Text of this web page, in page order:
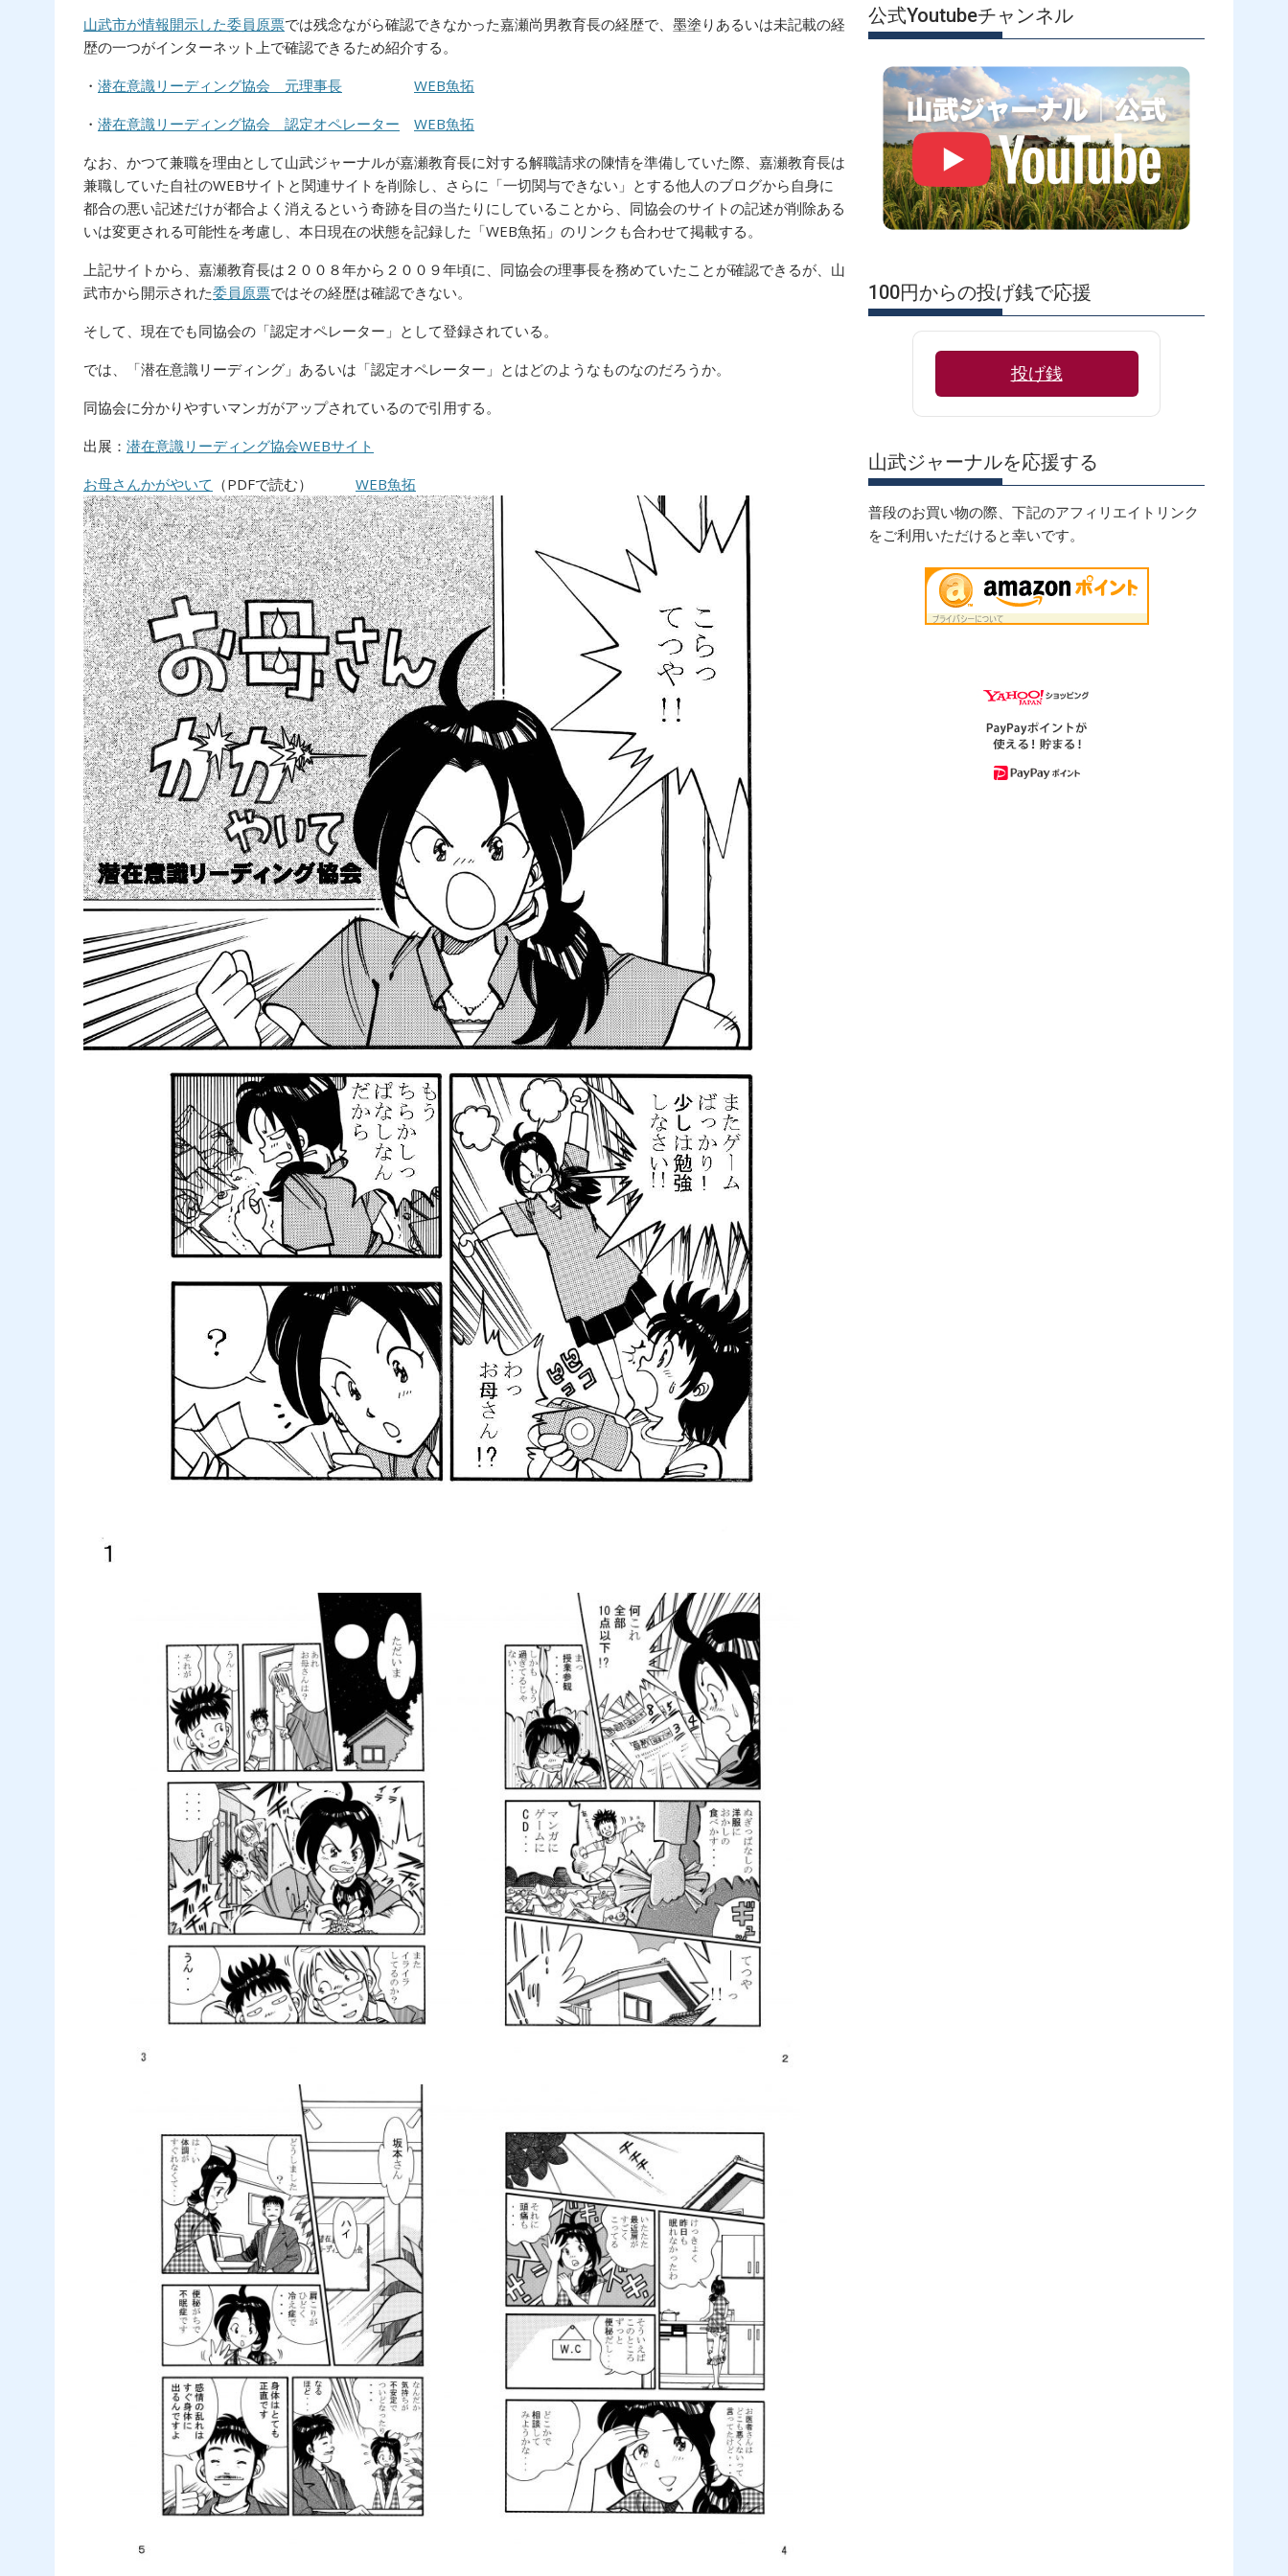
山武市が情報開示した委員原票では残念ながら確認できなかった嘉瀬尚男教育長の経歴で、墨塗りあるいは未記載の経
歴の一つがインターネット上で確認できるため紹介する。
・ 潜在意識リーディング協会 元理事長
WEB魚拓
・ 潜在意識リーディング協会 認定オペレーター
WEB魚拓
なお、かつて兼職を理由として山武ジャーナルが嘉瀬教育長に対する解職請求の陳情を準備していた際、嘉瀬教育長は
兼職していた自社のWEBサイトと関連サイトを削除し、さらに「一切関与できない」とする他人のブログから自身に
都合の悪い記述だけが都合よく消えるという奇跡を目の当たりにしていることから、同協会のサイトの記述が削除ある
いは変更される可能性を考慮し、本日現在の状態を記録した「WEB魚拓」のリンクも合わせて掲載する。
上記サイトから、嘉瀬教育長は２００８年から２００９年頃に、同協会の理事長を務めていたことが確認できるが、山
武市から開示された委員原票ではその経歴は確認できない。
そして、現在でも同協会の「認定オペレーター」として登録されている。
では、「潜在意識リーディング」あるいは「認定オペレーター」とはどのようなものなのだろうか。
同協会に分かりやすいマンガがアップされているので引用する。
出展： 潜在意識リーディング協会WEBサイト
お母さんかがやいて （PDFで読む） WEB魚拓
公式Youtubeチャンネル
100円からの投げ銭で応援
投げ銭
山武ジャーナルを応援する
普段のお買い物の際、下記のアフィリエイトリンク
をご利用いただけると幸いです。